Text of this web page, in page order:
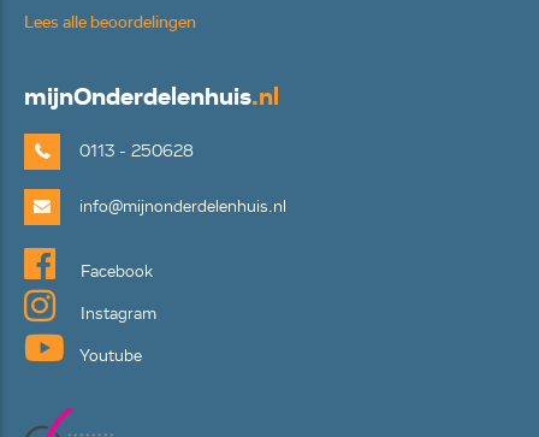
Lees alle beoordelingen
mijnOnderdelenhuis.nl
0113 - 250628
info@mijnonderdelenhuis.nl
Facebook
Instagram
Youtube